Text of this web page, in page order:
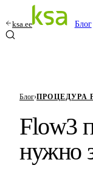
ksa.ee Блог
Блог›ПРОЦЕДУРА
Flow3
нужно